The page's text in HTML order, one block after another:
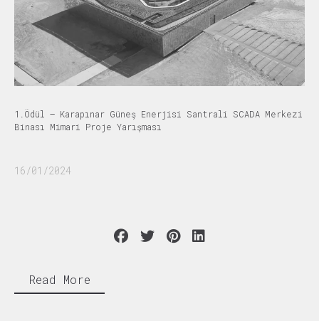
1.Ödül – Karapınar Güneş Enerjisi Santrali SCADA Merkezi
Binası Mimari Proje Yarışması
16/01/2024
Read More